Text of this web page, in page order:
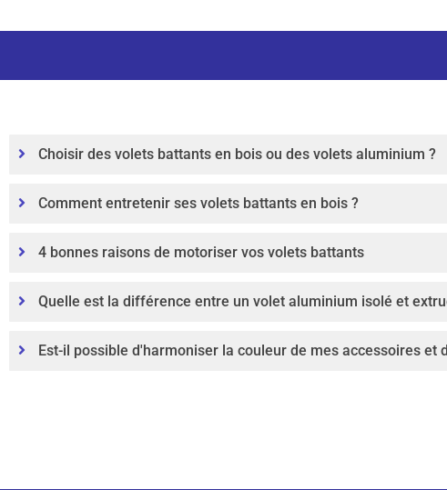
Choisir des volets battants en bois ou des volets aluminium ?
Comment entretenir ses volets battants en bois ?
4 bonnes raisons de motoriser vos volets battants
Quelle est la différence entre un volet aluminium isolé et
Est-il possible d'harmoniser la couleur de mes accessoires et